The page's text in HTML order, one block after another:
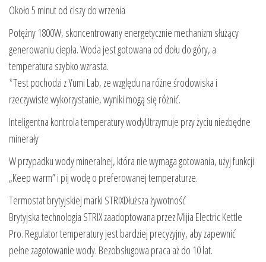
Około 5 minut od ciszy do wrzenia
Potężny 1800W, skoncentrowany energetycznie mechanizm służący
generowaniu ciepła. Woda jest gotowana od dołu do góry, a
temperatura szybko wzrasta.
*Test pochodzi z Yumi Lab, ze względu na różne środowiska i
rzeczywiste wykorzystanie, wyniki mogą się różnić.
Inteligentna kontrola temperatury wodyUtrzymuje przy życiu niezbędne
minerały
W przypadku wody mineralnej, która nie wymaga gotowania, użyj funkcji
„Keep warm” i pij wodę o preferowanej temperaturze.
Termostat brytyjskiej marki STRIXDłuższa żywotność
Brytyjska technologia STRIX zaadoptowana przez Mijia Electric Kettle
Pro. Regulator temperatury jest bardziej precyzyjny, aby zapewnić
pełne zagotowanie wody. Bezobsługowa praca aż do 10 lat.